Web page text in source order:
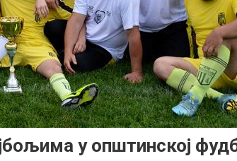
у општинској